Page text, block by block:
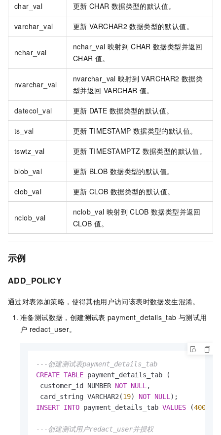
char_val 更新 CHAR 数据类型的默认值。
varchar_val 更新 VARCHAR2 数据类型的默认值。
nchar_val
nchar_val 映射到 CHAR 数据类型并返回
CHAR 值。
nvarchar_val
nvarchar_val 映射到 VARCHAR2 数据类
型并返回 VARCHAR 值。
datecol_val 更新 DATE 数据类型的默认值。
ts_val 更新 TIMESTAMP 数据类型的默认值。
tswtz_val 更新 TIMESTAMPTZ 数据类型的默认值。
blob_val 更新 BLOB 数据类型的默认值。
clob_val 更新 CLOB 数据类型的默认值。
nclob_val
nclob_val 映射到 CLOB 数据类型并返回
CLOB 值。
示例
ADD_POLICY
通过对表添加策略，使得其他用户访问该表时数据发生混淆。
准备测试数据，创建测试表 payment_details_tab 与测试用
户 redact_user。
---创建测试表payment_details_tab
CREATE TABLE payment_details_tab (
customer_id NUMBER NOT NULL ,
card_string VARCHAR2(19) NOT NULL
INSERT INTO payment_details_tab VALUES (4001
---创建测试用户redact_user并授权